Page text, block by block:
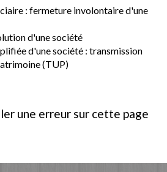
: fermeture involontaire d'une
d'une société
d'une société : transmission
(TUP)
une erreur sur cette page